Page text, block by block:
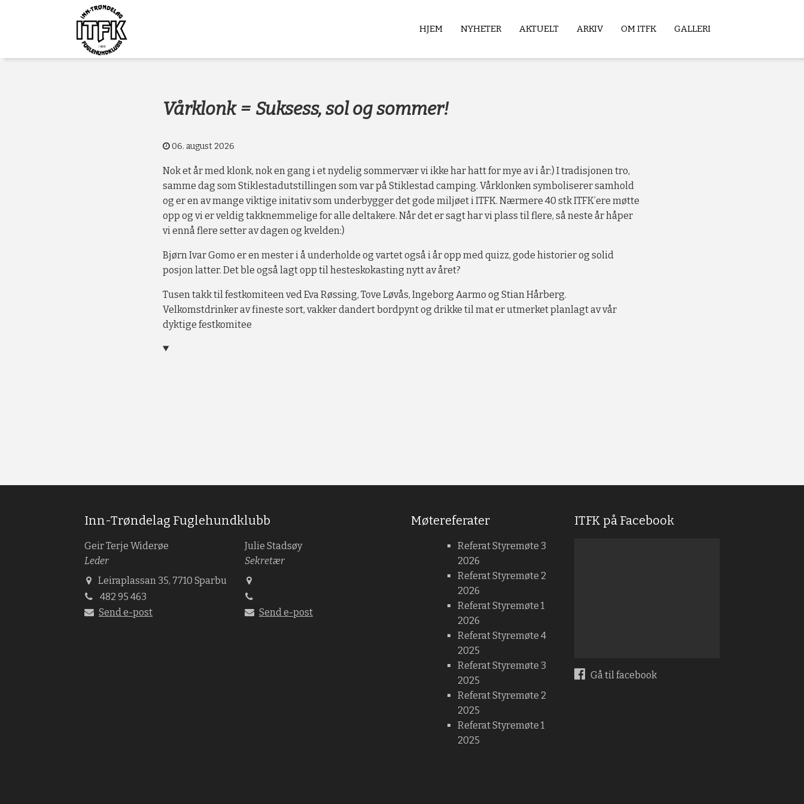
Inn-
Trøndelag
Fuglehundklubb
HJEM NYHETER AKTUELT ARKIV OM ITFK GALLERI
Vårklonk = Suksess, sol og sommer!
06. august 2026
Nok et år med klonk, nok en gang i et nydelig sommervær vi ikke har hatt for mye av i år:) I tradisjonen tro,
samme dag som Stiklestadutstillingen som var på Stiklestad camping. Vårklonken symboliserer samhold
og er en av mange viktige initativ som underbygger det gode miljøet i ITFK. Nærmere 40 stk ITFK’ere møtte
opp og vi er veldig takknemmelige for alle deltakere. Når det er sagt har vi plass til flere, så neste år håper
vi ennå flere setter av dagen og kvelden:)
Bjørn Ivar Gomo er en mester i å underholde og vartet også i år opp med quizz, gode historier og solid
posjon latter. Det ble også lagt opp til hesteskokasting nytt av året?
Tusen takk til festkomiteen ved Eva Røssing, Tove Løvås, Ingeborg Aarmo og Stian Hårberg.
Velkomstdrinker av fineste sort, vakker dandert bordpynt og drikke til mat er utmerket planlagt av vår
dyktige festkomitee
Inn-Trøndelag Fuglehundklubb
Geir Terje Widerøe
Leder
Leiraplassan 35, 7710 Sparbu
482 95 463
Send e-post
Julie Stadsøy
Sekretær
Send e-post
Møtereferater
Referat Styremøte 3
2026
Referat Styremøte 2
2026
Referat Styremøte 1
2026
Referat Styremøte 4
2025
Referat Styremøte 3
2025
Referat Styremøte 2
2025
Referat Styremøte 1
2025
ITFK på Facebook
Gå til facebook